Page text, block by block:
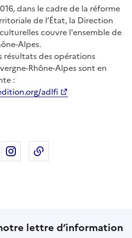
dans le cadre de la réforme
de l’État, la Direction
couvre l'ensemble de
Alpes.
résultats des opérations
Rhône-Alpes sont en
:
adlfi
X
Partager sur Linkedin
Partager sur Instagram
lettre d’information